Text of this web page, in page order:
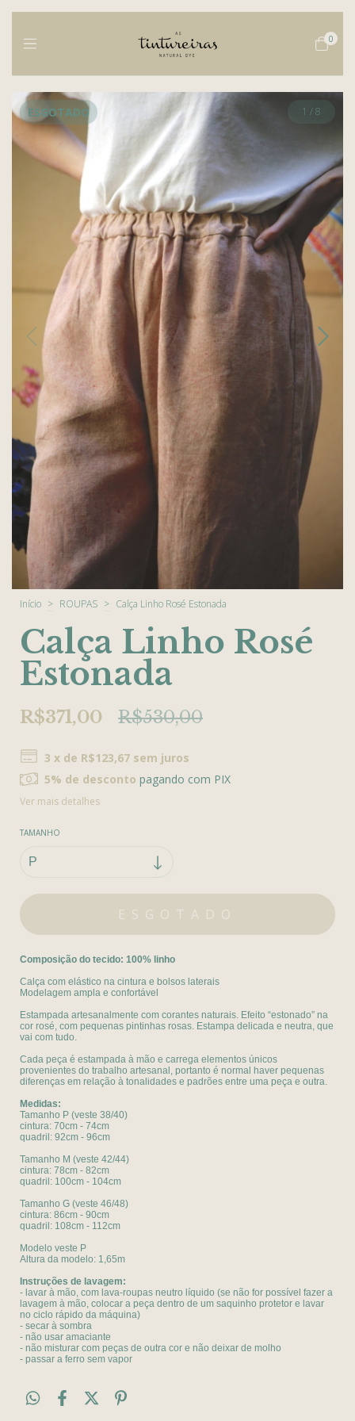
0
ESGOTADO 1 /8
Início > ROUPAS > Calça Linho Rosé Estonada
Calça Linho Rosé
Estonada
R$371,00 R$530,00
3 x de R$123,67 sem juros
5% de desconto pagando com PIX
Ver mais detalhes
TAMANHO
Composição do tecido: 100% linho
Calça com elástico na cintura e bolsos laterais
Modelagem ampla e confortável
Estampada artesanalmente com corantes naturais. Efeito “estonado” na
cor rosé, com pequenas pintinhas rosas. Estampa delicada e neutra, que
vai com tudo.
Cada peça é estampada à mão e carrega elementos únicos
provenientes do trabalho artesanal, portanto é normal haver pequenas
diferenças em relação à tonalidades e padrões entre uma peça e outra.
Medidas:
Tamanho P (veste 38/40)
cintura: 70cm - 74cm
quadril: 92cm - 96cm
Tamanho M (veste 42/44)
cintura: 78cm - 82cm
quadril: 100cm - 104cm
Tamanho G (veste 46/48)
cintura: 86cm - 90cm
quadril: 108cm - 112cm
Modelo veste P
Altura da modelo: 1,65m
Instruções de lavagem:
- lavar à mão, com lava-roupas neutro líquido (se não for possível fazer a
lavagem à mão, colocar a peça dentro de um saquinho protetor e lavar
no ciclo rápido da máquina)
- secar à sombra
- não usar amaciante
- não misturar com peças de outra cor e não deixar de molho
- passar a ferro sem vapor